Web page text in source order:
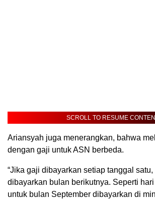
SCROLL TO RESUME
Ariansyah juga menerangkan, bahwa
dengan gaji untuk ASN berbeda.
“Jika gaji dibayarkan setiap tanggal
dibayarkan bulan berikutnya. Seperti
untuk bulan September dibayarkan di